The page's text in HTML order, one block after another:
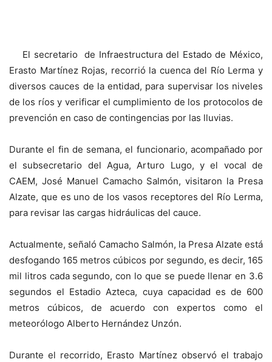
El secretario de Infraestructura del Estado de México,
Erasto Martínez Rojas, recorrió la cuenca del Río Lerma y
diversos cauces de la entidad, para supervisar los niveles
de los ríos y verificar el cumplimiento de los protocolos de
prevención en caso de contingencias por las lluvias.
Durante el fin de semana, el funcionario, acompañado por
el subsecretario del Agua, Arturo Lugo, y el vocal de
CAEM, José Manuel Camacho Salmón, visitaron la Presa
Alzate, que es uno de los vasos receptores del Río Lerma,
para revisar las cargas hidráulicas del cauce.
Actualmente, señaló Camacho Salmón, la Presa Alzate está
desfogando 165 metros cúbicos por segundo, es decir, 165
mil litros cada segundo, con lo que se puede llenar en 3.6
segundos el Estadio Azteca, cuya capacidad es de 600
metros cúbicos, de acuerdo con expertos como el
meteorólogo Alberto Hernández Unzón.
Durante el recorrido, Erasto Martínez observó el trabajo